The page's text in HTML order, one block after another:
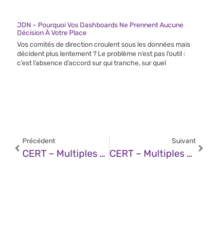
JDN – Pourquoi Vos Dashboards Ne Prennent Aucune
Décision À Votre Place
Vos comités de direction croulent sous les données mais
décident plus lentement ? Le problème n’est pas l’outil :
c’est l’absence d’accord sur qui tranche, sur quel
Précédent
CERT – Multiples Vulnérabilités Dans Microsoft Windows (13 Août 2025)
Suivant
CERT – Multiples Vulnérabilités Dans GitLab (13 Août 2025)